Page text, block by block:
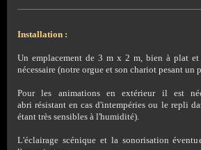
Installation :
Un emplacement de 3 m x 2 m, bien à plat et
nécessaire (notre orgue et son chariot pesant un
Pour les animations en extérieur il est
abri résistant en cas d'intempéries ou le repli
étant très sensibles à l'humidité).
L'éclairage scénique et la sonorisation